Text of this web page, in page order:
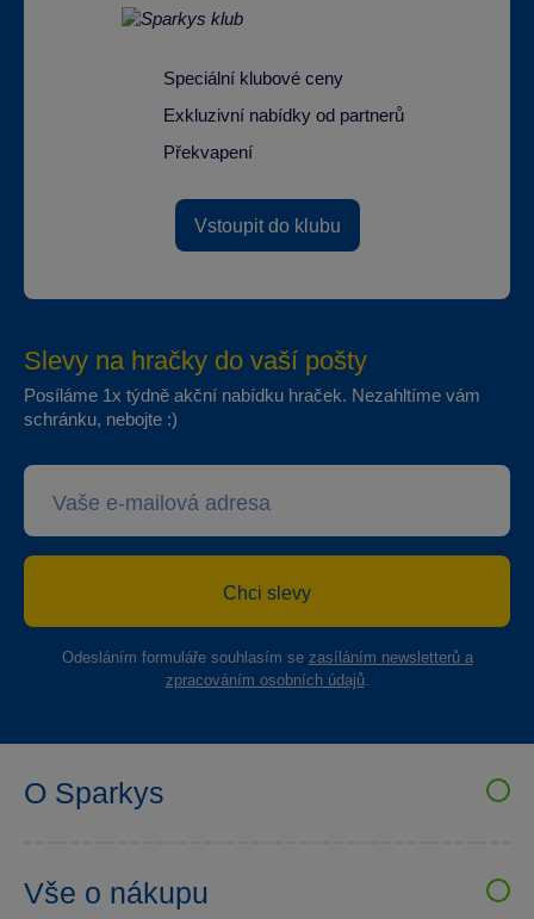
Speciální klubové ceny
Exkluzivní nabídky od partnerů
Překvapení
Vstoupit do klubu
Slevy na hračky do vaší pošty
Posíláme 1x týdně akční nabídku hraček. Nezahltíme vám
schránku, nebojte :)
Chci slevy
Odesláním formuláře souhlasím se zasíláním newsletterů a
zpracováním osobních údajů.
O Sparkys
Sparkys klub
Vše o nákupu